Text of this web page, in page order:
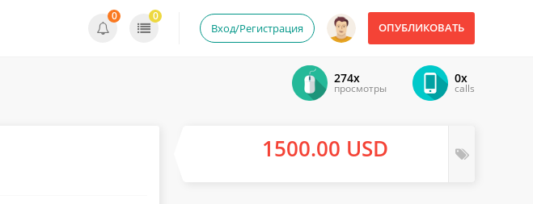
ОПУБЛИКОВАТЬ
Вход/Регистрация
0 0
0x
calls
274x
просмотры
1500.00 USD